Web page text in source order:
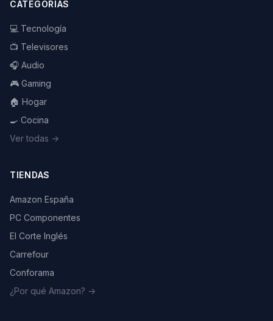
CATEGORÍAS
💻 Tecnología
📺 Televisores
🎧 Audio
🎮 Gaming
🏠 Hogar
🍳 Cocina
Ver todas →
TIENDAS
Amazon España
PC Componentes
El Corte Inglés
Carrefour
Conforama
¿Por qué Amazon? →